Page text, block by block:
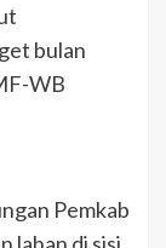
bulan
WB
Pemkab